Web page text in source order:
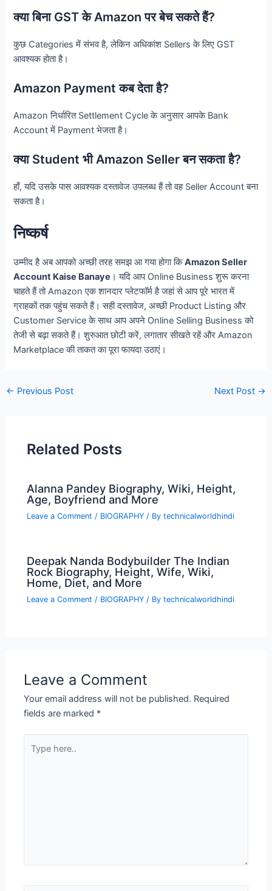
क्या बिना GST के Amazon पर बेच सकते हैं?
कुछ Categories में संभव है, लेकिन अधिकांश Sellers के लिए GST
आवश्यक होता है।
Amazon Payment कब देता है?
Amazon निर्धारित Settlement Cycle के अनुसार आपके Bank
Account में Payment भेजता है।
क्या Student भी Amazon Seller बन सकता है?
हाँ, यदि उसके पास आवश्यक दस्तावेज उपलब्ध हैं तो वह Seller Account बना
सकता है।
निष्कर्ष
उम्मीद है अब आपको अच्छी तरह समझ आ गया होगा किAmazon Seller
Account Kaise Banaye । यदि आप Online Business शुरू करना
चाहते हैं तो Amazon एक शानदार प्लेटफॉर्म है जहां से आप पूरे भारत में
ग्राहकों तक पहुंच सकते हैं। सही दस्तावेज, अच्छी Product Listing और
Customer Service के साथ आप अपने Online Selling Business को
तेजी से बढ़ा सकते हैं। शुरुआत छोटी करें, लगातार सीखते रहें और Amazon
Marketplace की ताकत का पूरा फायदा उठाएं।
Post
← Previous Post Next Post →
Related Posts
Alanna Pandey Biography, Wiki, Height,
Age, Boyfriend and More
Leave a Comment / BIOGRAPHY / Bytechnicalworldhindi
Deepak Nanda Bodybuilder The Indian
Rock Biography, Height, Wife, Wiki,
Home, Diet, and More
Leave a Comment / BIOGRAPHY / Bytechnicalworldhindi
Leave a Comment
Your email address will not be published. Required
fields are marked *
here..